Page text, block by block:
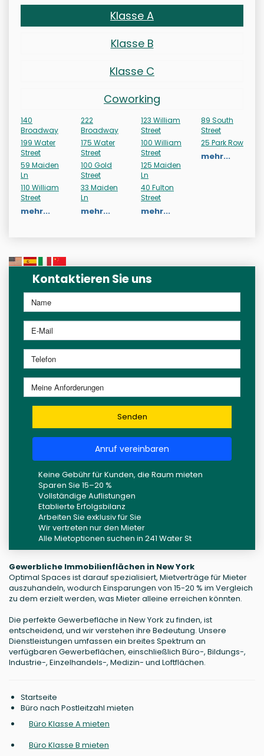
Klasse A
Klasse B
Klasse C
Coworking
140
Broadway
199 Water
Street
59 Maiden
Ln
110 William
Street
mehr...
222
Broadway
175 Water
Street
100 Gold
Street
33 Maiden
Ln
mehr...
123 William
Street
100 William
Street
125 Maiden
Ln
40 Fulton
Street
mehr...
89 South
Street
25 Park Row
mehr...
Kontaktieren Sie uns
Senden
Anruf vereinbaren
Keine Gebühr für Kunden, die Raum mieten
Sparen Sie 15–20 %
Vollständige Auflistungen
Etablierte Erfolgsbilanz
Arbeiten Sie exklusiv für Sie
Wir vertreten nur den Mieter
Alle Mietoptionen suchen in 241 Water St
Gewerbliche Immobilienflächen in New York
Optimal Spaces ist darauf spezialisiert, Mietverträge für Mieter
auszuhandeln, wodurch Einsparungen von 15-20 % im Vergleich
zu dem erzielt werden, was Mieter alleine erreichen könnten.
Die perfekte Gewerbefläche in New York zu finden, ist
entscheidend, und wir verstehen ihre Bedeutung. Unsere
Dienstleistungen umfassen ein breites Spektrum an
verfügbaren Gewerbeflächen, einschließlich Büro-, Bildungs-,
Industrie-, Einzelhandels-, Medizin- und Loftflächen.
Startseite
Büro nach Postleitzahl mieten
Büro Klasse A mieten
Büro Klasse B mieten